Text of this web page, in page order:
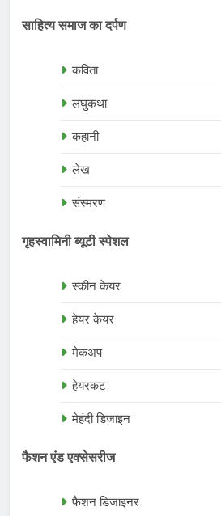
साहित्य समाज का दर्पण
कविता
लघुकथा
कहानी
लेख
संस्मरण
गृहस्वामिनी ब्यूटी स्पेशल
स्कीन केयर
हेयर केयर
मेकअप
हेयरकट
मेहंदी डिजाइन
फैशन एंड एक्सेसरीज
फैशन डिजाइनर